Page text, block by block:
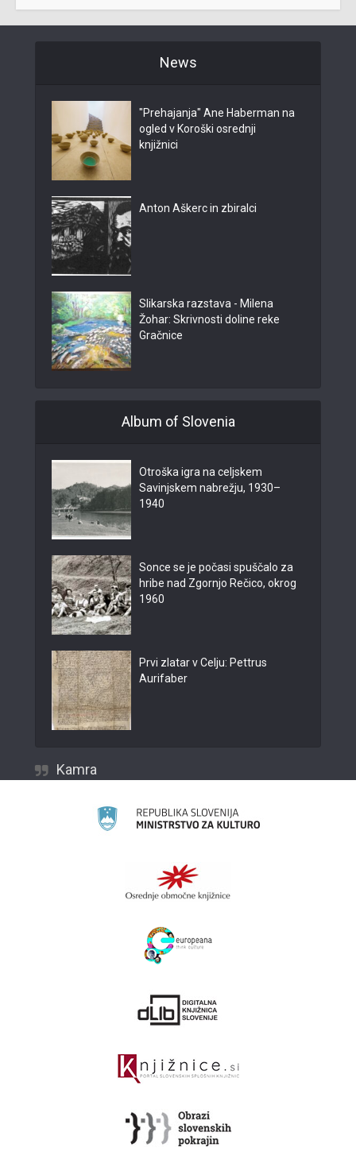
News
"Prehajanja" Ane Haberman na
ogled v Koroški osrednji
knjižnici
Anton Aškerc in zbiralci
Slikarska razstava - Milena
Žohar: Skrivnosti doline reke
Gračnice
Album of Slovenia
Otroška igra na celjskem
Savinjskem nabrežju, 1930–
1940
Sonce se je počasi spuščalo za
hribe nad Zgornjo Rečico, okrog
1960
Prvi zlatar v Celju: Pettrus
Aurifaber
Kamra